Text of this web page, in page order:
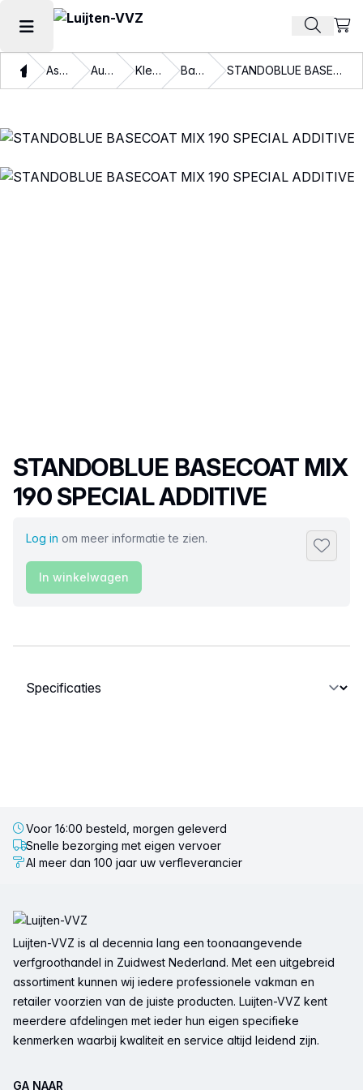
Hoofdmenu openen Zoek
ThuisAssortiment Autolakken Kleurlakken Basislakken STANDOBLUE BASECOAT MIX 190 SPECIAL ADDITIVE
Productnaam
STANDOBLUE BASECOAT MIX
190 SPECIAL ADDITIVE
Log in om meer informatie te zien.
In winkelwagen
Selecteer een tabblad
Voor 16:00 besteld, morgen geleverd
Snelle bezorging met eigen vervoer
Al meer dan 100 jaar uw verfleverancier
Luijten-VVZ is al decennia lang een toonaangevende
verfgroothandel in Zuidwest Nederland. Met een uitgebreid
assortiment kunnen wij iedere professionele vakman en
retailer voorzien van de juiste producten. Luijten-VVZ kent
meerdere afdelingen met ieder hun eigen specifieke
kenmerken waarbij kwaliteit en service altijd leidend zijn.
GA NAAR